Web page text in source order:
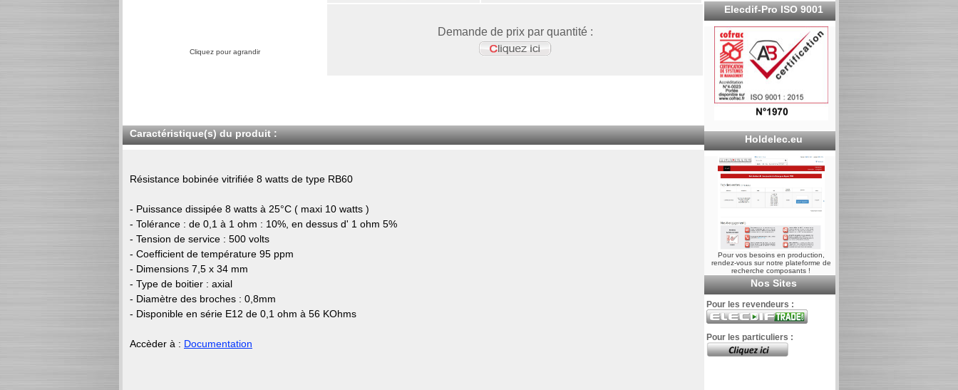
Cliquez pour agrandir
Demande de prix par quantité :
Caractéristique(s) du produit :
Résistance bobinée vitrifiée 8 watts de type RB60
- Puissance dissipée 8 watts à 25°C ( maxi 10 watts )
- Tolérance : de 0,1 à 1 ohm : 10%, en dessus d' 1 ohm 5%
- Tension de service : 500 volts
- Coefficient de température 95 ppm
- Dimensions 7,5 x 34 mm
- Type de boitier : axial
- Diamètre des broches : 0,8mm
- Disponible en série E12 de 0,1 ohm à 56 KOhms
Accèder à : Documentation
Elecdif-Pro ISO 9001
Holdelec.eu
Pour vos besoins en production,
rendez-vous sur notre plateforme de
recherche composants !
Nos Sites
Pour les revendeurs :
Pour les particuliers :